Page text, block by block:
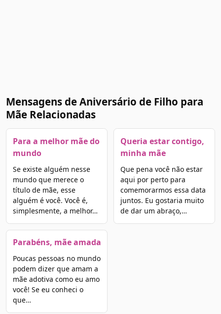
Mensagens de Aniversário de Filho para
Mãe Relacionadas
Para a melhor mãe do
mundo
Se existe alguém nesse
mundo que merece o
título de mãe, esse
alguém é você. Você é,
simplesmente, a melhor…
Parabéns, mãe amada
Poucas pessoas no mundo
podem dizer que amam a
mãe adotiva como eu amo
você! Se eu conheci o
que…
Queria estar contigo,
minha mãe
Que pena você não estar
aqui por perto para
comemorarmos essa data
juntos. Eu gostaria muito
de dar um abraço,…